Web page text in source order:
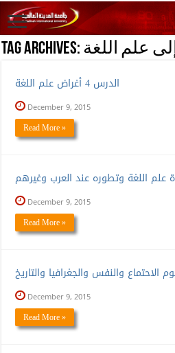
Tag Archives: علم اللغة
الدرس 4 أغراض علم اللغة
December 9, 2015
Read More »
December 9, 2015
Read More »
December 9, 2015
Read More »